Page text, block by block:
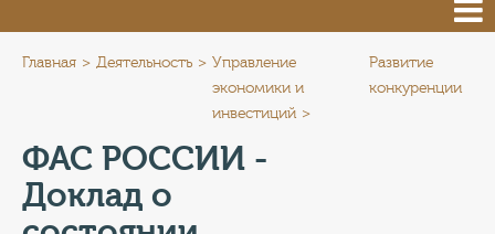
ПРЕСС-ЦЕНТР
КОНТАКТЫ
ТАРИФЫ
Главная Деятельность
Управление
экономики и
инвестиций
Развитие
конкуренции
ФАС РОССИИ -
Доклад о